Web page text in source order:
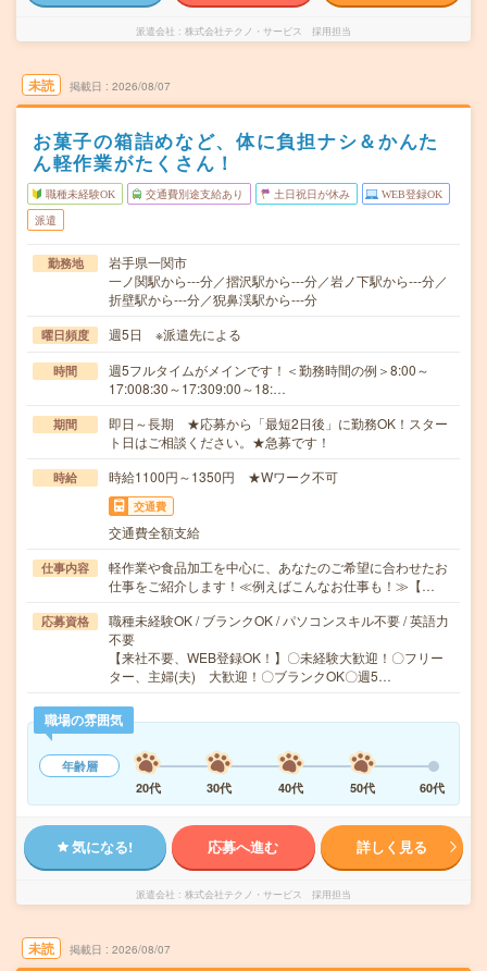
派遣会社 株式会社テクノ・サービス 採用担当
未読 掲載日 2026/08/07
お菓子の箱詰めなど、体に負担ナシ＆かんた
ん軽作業がたくさん！
職種未経験OK 交通費別途支給あり 土日祝日が休み WEB登録OK
派遣
勤務地
岩手県一関市
一ノ関駅から---分／摺沢駅から---分／岩ノ下駅から---分／
折壁駅から---分／猊鼻渓駅から---分
曜日頻度 週5日 ※派遣先による
時間
週5フルタイムがメインです！＜勤務時間の例＞8:00～
17:008:30～17:309:00～18:…
期間
即日～長期 ★応募から「最短2日後」に勤務OK！スター
ト日はご相談ください。★急募です！
時給 時給1100円～1350円 ★Wワーク不可
交通費
交通費全額支給
仕事内容
軽作業や食品加工を中心に、あなたのご希望に合わせたお
仕事をご紹介します！≪例えばこんなお仕事も！≫【…
応募資格
職種未経験OK / ブランクOK / パソコンスキル不要 / 英語力
不要
【来社不要、WEB登録OK！】〇未経験大歓迎！〇フリー
ター、主婦(夫) 大歓迎！〇ブランクOK〇週5…
職場の雰囲気
年齢層
20代
30代 40代 50代 60代
気になる! 応募へ進む 詳しく見る
派遣会社 株式会社テクノ・サービス 採用担当
未読 掲載日 2026/08/07